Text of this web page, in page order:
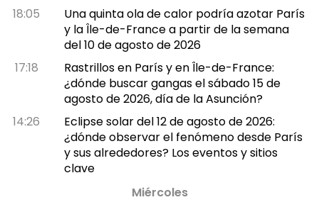
18:05
Una quinta ola de calor podría azotar París
y la Île-de-France a partir de la semana
del 10 de agosto de 2026
17:18
Rastrillos en París y en Île-de-France:
¿dónde buscar gangas el sábado 15 de
agosto de 2026, día de la Asunción?
14:26
Eclipse solar del 12 de agosto de 2026:
¿dónde observar el fenómeno desde París
y sus alrededores? Los eventos y sitios
clave
Miércoles